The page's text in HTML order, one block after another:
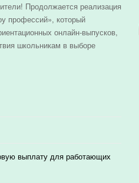
Продолжается реализация
профессий», который
онлайн-выпусков,
школьникам в выборе
выплату для работающих